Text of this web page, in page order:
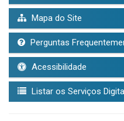
Mapa do Site
Perguntas
Acessibilidade
Listar os Serviços